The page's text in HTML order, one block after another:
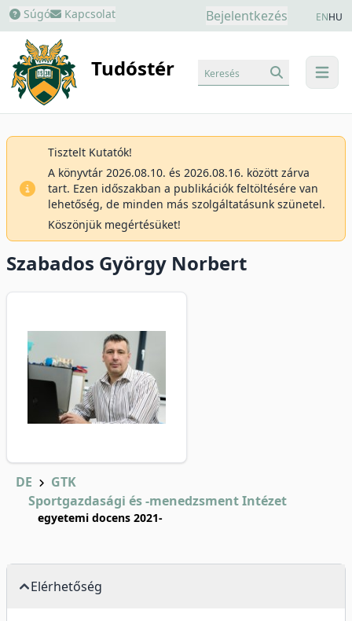
Súgó Kapcsolat Bejelentkezés ENHU
Tudóstér menu
Keresés
Tisztelt Kutatók!
A könyvtár 2026.08.10. és 2026.08.16. között zárva
tart. Ezen időszakban a publikációk feltöltésére van
lehetőség, de minden más szolgáltatásunk szünetel.
Köszönjük megértésüket!
Szabados György Norbert
DE
GTK
Sportgazdasági és -menedzsment Intézet
egyetemi docens 2021-
Elérhetőség